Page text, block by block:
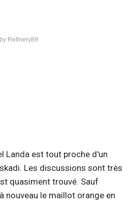
Refinery89
Landa est tout proche d'un
Les discussions sont très
quasiment trouvé. Sauf
nouveau le maillot orange en